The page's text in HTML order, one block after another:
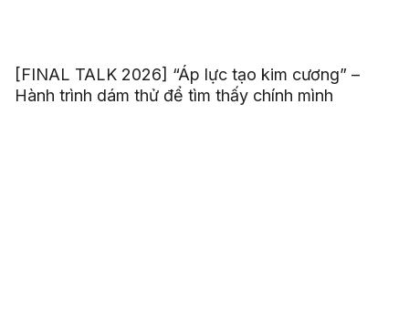
[FINAL TALK 2026] “Áp lực tạo kim cương” –
Hành trình dám thử để tìm thấy chính mình